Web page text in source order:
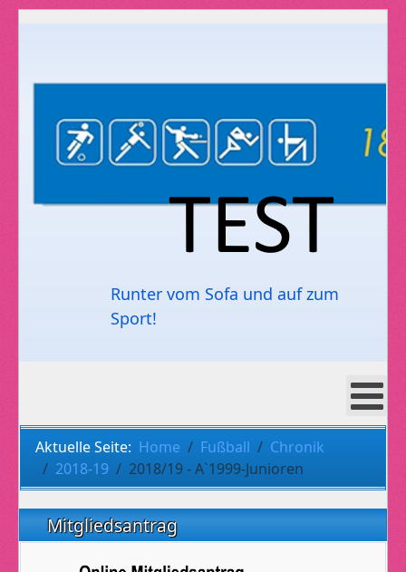
Runter vom Sofa und auf zum
Sport!
Aktuelle Seite: Home Fußball
Chronik
2018-19
2018/19 - A`1999-Junioren
Mitgliedsantrag